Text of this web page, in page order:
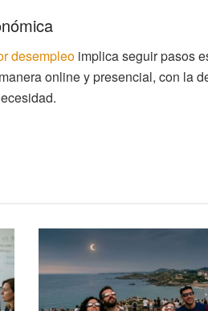
desempleo implica seguir pasos
online y presencial, con la